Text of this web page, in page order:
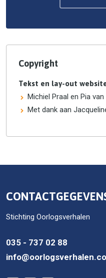
Copyright
Tekst en lay-out
Michiel Praal en Pia
Met dank aan
Stichting Oorlogsverhalen
035 - 737 02 88